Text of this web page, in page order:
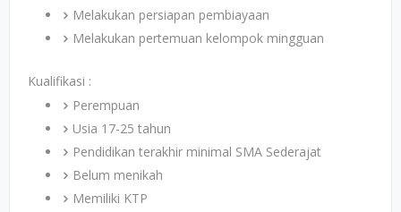
Melakukan persiapan pembiayaan
Melakukan pertemuan kelompok mingguan
Kualifikasi :
Perempuan
Usia 17-25 tahun
Pendidikan terakhir minimal SMA Sederajat
Belum menikah
Memiliki KTP